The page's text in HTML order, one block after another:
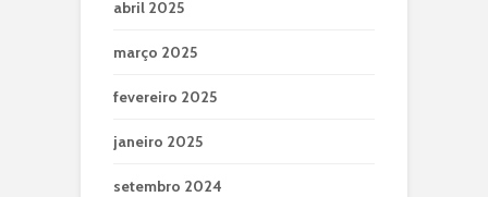
abril 2025
março 2025
fevereiro 2025
janeiro 2025
setembro 2024